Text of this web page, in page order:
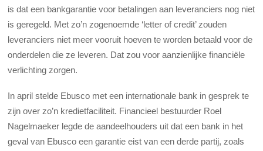
is dat een bankgarantie voor betalingen aan leveranciers nog niet
is geregeld. Met zo’n zogenoemde ‘letter of credit’ zouden
leveranciers niet meer vooruit hoeven te worden betaald voor de
onderdelen die ze leveren. Dat zou voor aanzienlijke financiële
verlichting zorgen.
In april stelde Ebusco met een internationale bank in gesprek te
zijn over zo’n kredietfaciliteit. Financieel bestuurder Roel
Nagelmaeker legde de aandeelhouders uit dat een bank in het
geval van Ebusco een garantie eist van een derde partij, zoals